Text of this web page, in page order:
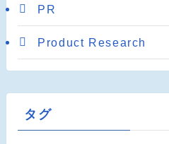
PR
Product Research
タグ